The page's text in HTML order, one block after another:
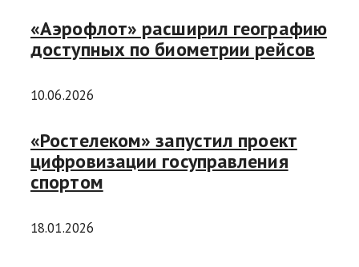
«Аэрофлот» расширил географию
доступных по биометрии рейсов
10.06.2026
«Ростелеком» запустил проект
цифровизации госуправления
спортом
18.01.2026